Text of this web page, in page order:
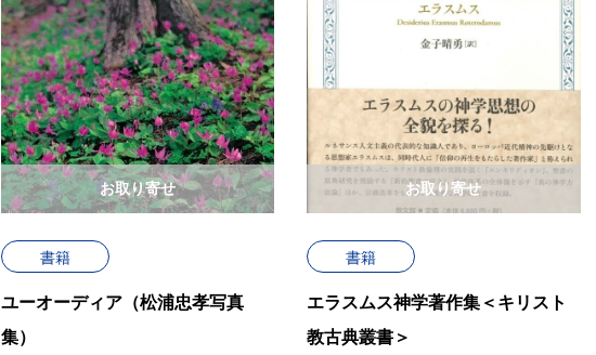
書籍
ユーオーディア（松浦忠孝写真
集）
お取り寄せ
書籍
エラスムス神学著作集＜キリスト
教古典叢書＞
お取り寄せ